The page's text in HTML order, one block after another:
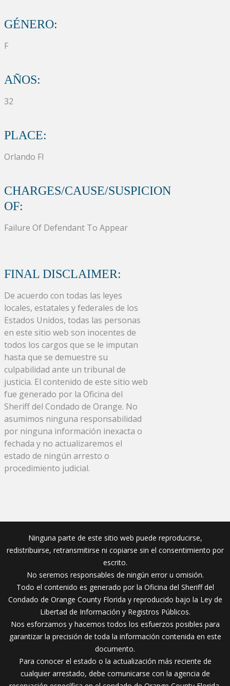
GÉNERO:
F
AÑOS:
32
PLACE:
Orlando Fl
CHARGES/CAUSE/SUSPICION
OF:
Failure Of Defendant To Appear
FINAL DISCLAIMER:
De acuerdo con todas las leyes
locales, estatales y federales de los
Estados Unidos, todas las personas
en este sitio web son inocentes de
todos los cargos que se le imputan
hasta que se demuestre su
culpabilidad ante un tribunal de
justicia. El contenido de este sitio web
fue generado por la Oficina del
Sheriff del Condado de Orange. No
asumimos ninguna responsabilidad
por ninguna información inexacta o
fechada y no actualizaremos el
estado de ningún arresto o
procedimiento judicial.
Ninguna parte de este sitio web puede reproducirse,
redistribuirse, retransmitirse ni copiarse sin el consentimiento por
escrito.
No seremos responsables de ningún error u omisión.
Todo el contenido es generado por la Oficina del Sheriff del
Condado de Orange County Florida y reproducido bajo la Ley de
Libertad de Información y Registros Públicos.
Nos esforzamos y hacemos todos los esfuerzos posibles para
garantizar la precisión de toda la información contenida en este
documento.
Para conocer el estado o la actualización más reciente de
cualquier arrestado, debe comunicarse con la agencia de